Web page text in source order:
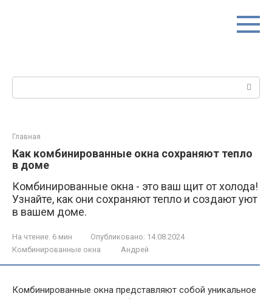
Главная
Как комбинированные окна сохраняют тепло
в доме
Комбинированные окна - это ваш щит от холода!
Узнайте, как они сохраняют тепло и создают уют
в вашем доме.
На чтение: 6 мин Опубликовано: 14.08.2024
Комбинированные окна
Андрей
Комбинированные окна представляют собой уникальное